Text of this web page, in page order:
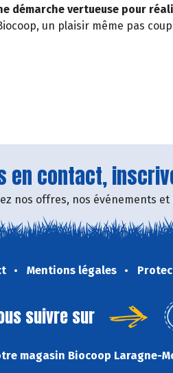
démarche vertueuse pour
un plaisir même pas
en contact,
nos offres, nos événements et
Mentions légales
suivre sur
magasin Biocoop Laragne-